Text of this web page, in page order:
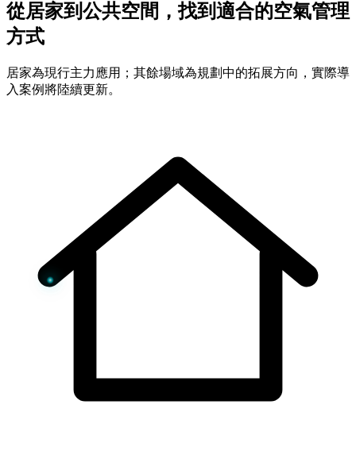
從居家到公共空間，找到適合的空氣管理
方式
居家為現行主力應用；其餘場域為規劃中的拓展方向，實際導
入案例將陸續更新。